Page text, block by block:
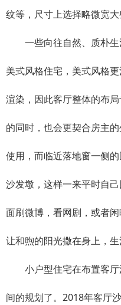
纹等，尺寸上选择略微宽大
一些向往自然、质朴
美式风格住宅，美式风格
渲染，因此客厅整体的布
的同时，也会更契合房主
使用，而临近落地窗一侧
沙发墩，这样一来平时自
面刷微博，看网剧，或者
让和煦的阳光撒在身上，生
小户型住宅在布置客
间的规划了。2018年客厅